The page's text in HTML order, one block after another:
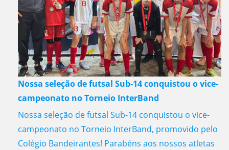
Nossa seleção de futsal Sub-14 conquistou o vice-
campeonato no Torneio InterBand
Nossa seleção de futsal Sub-14 conquistou o vice-
campeonato no Torneio InterBand, promovido pelo
Colégio Bandeirantes! Parabéns aos nossos atletas